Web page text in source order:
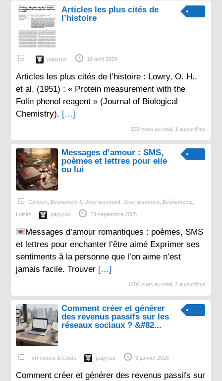
Articles les plus cités de
l’histoire
papyrus 19 avril 2026
Articles les plus cités de l’histoire : Lowry, O. H.,
et al. (1951) : « Protein measurement with the
Folin phenol reagent » (Journal of Biological
Chemistry). […]
133 vues au total, 1 aujourd'hui
Messages d’amour : SMS,
poèmes et lettres pour elle
ou lui
Concert, Evenement & Divertissement, Divertissement, Événements,
Loisirs papyrus 23 septembre 2025
Messages d’amour romantiques : poèmes, SMS
et lettres pour enchanter l’être aimé Exprimer ses
sentiments à la personne que l’on aime n’est
jamais facile. Trouver […]
1206 vues au total, 2 aujourd'hui
Comment créer et générer
des revenus passifs sur les
réseaux sociaux ? &#82...
Formations & Cours papyrus 3 janvier 2025
Comment créer et générer des revenus passifs sur